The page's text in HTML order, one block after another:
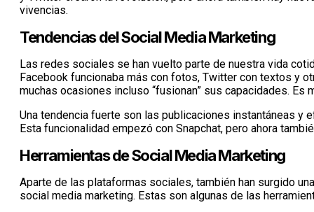
vivencias.
Tendencias del Social Media Marketing
Las redes sociales se han vuelto parte de nuestra vida
Facebook funcionaba más con fotos, Twitter con textos y
muchas ocasiones incluso “fusionan” sus capacidades.
Una tendencia fuerte son las publicaciones instantáneas y
Esta funcionalidad empezó con Snapchat, pero ahora
Herramientas de Social Media Marketing
Aparte de las plataformas sociales, también han surgido
social media marketing. Estas son algunas de las